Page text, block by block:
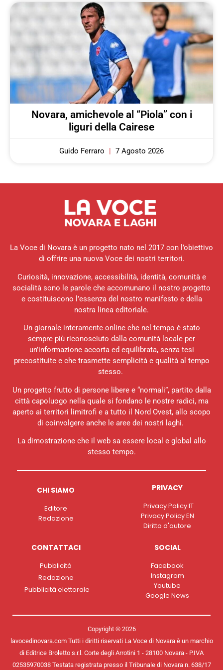
Novara, amichevole al “Piola” con i
liguri della Cairese
Guido Ferraro 7 Agosto 2026
La Voce di Novara è un progetto nato nel 2017 con l’obiettivo
di offrire una nuova Voce dei nostri territori.
Curiosità, innovazione, accessibilità, identità, comunità e
socialità sono le parole che accomunano il nostro progetto
e costituiscono l’essenza del nostro manifesto e della
nostra linea editoriale.
Un giornale interamente online che nel tempo è stato
sempre più riconosciuto dalla comunità locale per
un’informazione accorta ed equilibrata, senza tesi
precostituite e che trasmette semplicità e qualità al tempo
stesso.
Un progetto frutto di persone libere e “normali”, partito dalla
città capoluogo nella quale si fondano le nostre radici, ma
aperto ai territori limitrofi e a tutto il Nord Ovest, allo scopo
di coinvolgere anche le aree dei nostri laghi.
La dimostrazione che il web sa essere local e global allo
stesso tempo.
CHI SIAMO
Editore
Redazione
PRIVACY
Privacy Policy IT
Privacy Policy EN
Diritto d'autore
CONTATTACI
Pubblicità
Redazione
Pubblicità elettorale
SOCIAL
Facebook
Instagram
Youtube
Google News
Copyright © 2026
lavocedinovara.com Tutti i diritti riservati La Voce di Novara è un marchio
di Editrice Broletto s.r.l. Corte degli Arrotini 1 - 28100 Novara - P.IVA
02535970038 Testata registrata presso il Tribunale di Novara n. 638/17